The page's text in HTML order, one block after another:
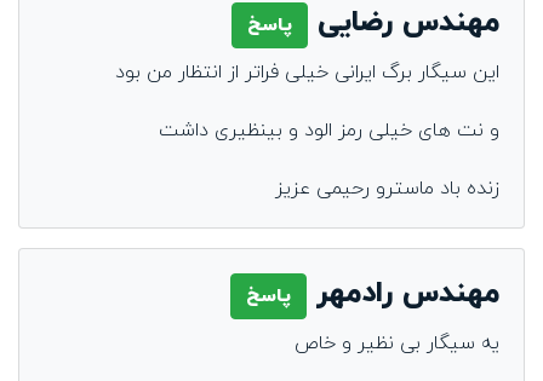
مهندس رضایی
پاسخ
این سیگار برگ ایرانی خیلی فراتر از انتظار من بود
و نت های خیلی رمز الود و بینظیری داشت
زنده باد ماسترو رحیمی عزیز
مهندس رادمهر
پاسخ
یه سیگار بی نظیر و خاص